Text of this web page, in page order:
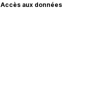
Accès aux données